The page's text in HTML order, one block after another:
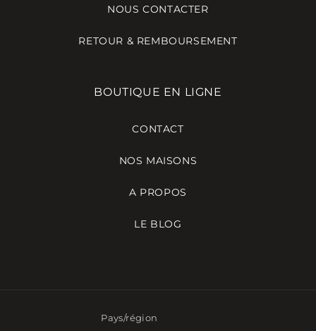
NOUS CONTACTER
RETOUR & REMBOURSEMENT
BOUTIQUE EN LIGNE
CONTACT
NOS MAISONS
A PROPOS
LE BLOG
Pays/région